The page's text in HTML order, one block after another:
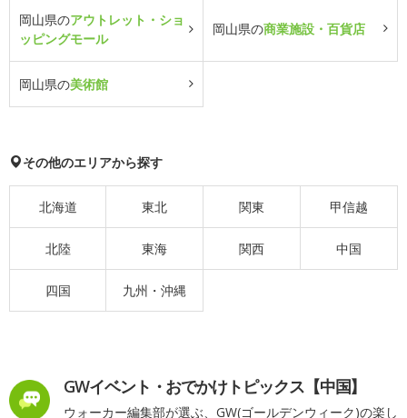
岡山県のアウトレット・ショ
ッピングモール
岡山県の商業施設・百貨店
岡山県の美術館
その他のエリアから探す
北海道 東北 関東 甲信越
北陸 東海 関西 中国
四国 九州・沖縄
GWイベント・おでかけトピックス【中国】
ウォーカー編集部が選ぶ、GW(ゴールデンウィーク)の楽し